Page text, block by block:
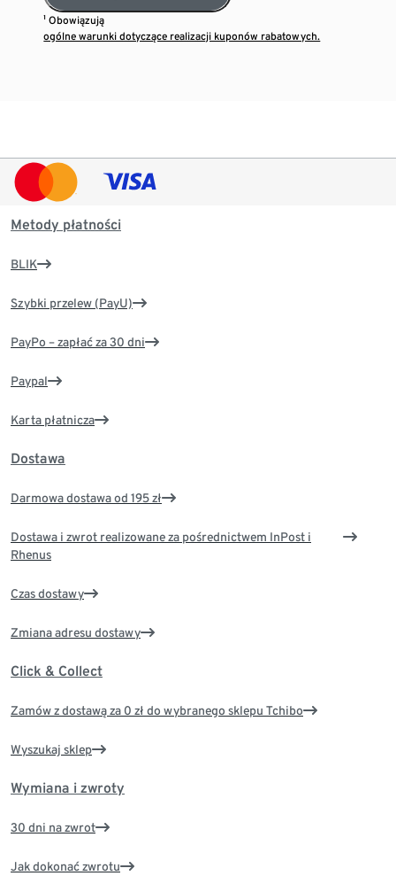
¹ Obowiązują
ogólne warunki dotyczące realizacji kuponów rabatowych.
Metody płatności
BLIK
Szybki przelew (PayU)
PayPo – zapłać za 30 dni
Paypal
Karta płatnicza
Dostawa
Darmowa dostawa od 195 zł
Dostawa i zwrot realizowane za pośrednictwem InPost i
Rhenus
Czas dostawy
Zmiana adresu dostawy
Click & Collect
Zamów z dostawą za 0 zł do wybranego sklepu Tchibo
Wyszukaj sklep
Wymiana i zwroty
30 dni na zwrot
Jak dokonać zwrotu